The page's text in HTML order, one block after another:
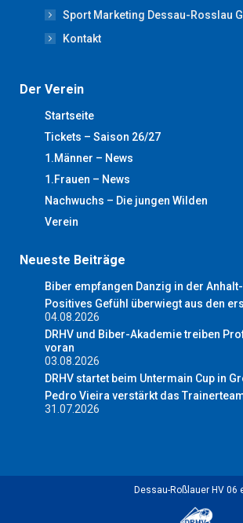
Sport Marketing Dessau-Rosslau
Kontakt
Der Verein
Startseite
Tickets – Saison 26/27
1.Männer – News
1.Frauen – News
Nachwuchs – Die jungen Wilden
Verein
Neueste Beiträge
Biber empfangen Danzig in der
Positives Gefühl überwiegt aus den
04.08.2026
DRHV und Biber-Akademie treiben
voran
03.08.2026
DRHV startet beim Untermain Cup in
Pedro Vieira verstärkt das
31.07.2026
Dessau-Roßlauer HV 06